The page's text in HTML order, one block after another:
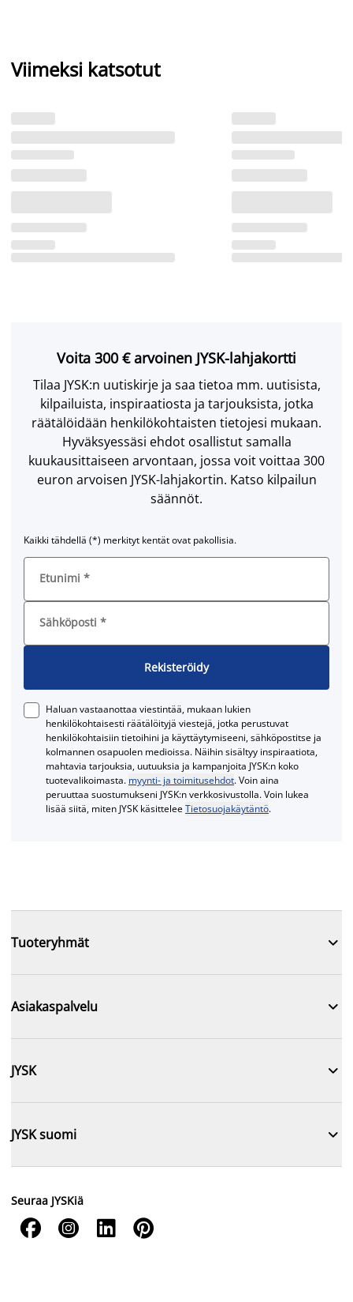
Viimeksi katsotut
Voita 300 € arvoinen JYSK-lahjakortti
Tilaa JYSK:n uutiskirje ja saa tietoa mm. uutisista,
kilpailuista, inspiraatiosta ja tarjouksista, jotka
räätälöidään henkilökohtaisten tietojesi mukaan.
Hyväksyessäsi ehdot osallistut samalla
kuukausittaiseen arvontaan, jossa voit voittaa 300
euron arvoisen JYSK-lahjakortin. Katso kilpailun
säännöt.
Kaikki tähdellä (*) merkityt kentät ovat pakollisia.
Etunimi *
Sähköposti *
Rekisteröidy
Haluan vastaanottaa viestintää, mukaan lukien
henkilökohtaisesti räätälöityjä viestejä, jotka perustuvat
henkilökohtaisiin tietoihini ja käyttäytymiseeni, sähköpostitse ja
kolmannen osapuolen medioissa. Näihin sisältyy inspiraatiota,
mahtavia tarjouksia, uutuuksia ja kampanjoita JYSK:n koko
tuotevalikoimasta. myynti- ja toimitusehdot. Voin aina
peruuttaa suostumukseni JYSK:n verkkosivustolla. Voin lukea
lisää siitä, miten JYSK käsitteleeTietosuojakäytäntö.
Tuoteryhmät 
Asiakaspalvelu 
JYSK 
JYSK suomi 
Seuraa JYSKiä
   